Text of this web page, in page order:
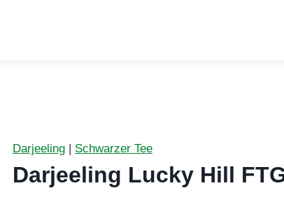
Darjeeling | Schwarzer Tee
Darjeeling Lucky Hill